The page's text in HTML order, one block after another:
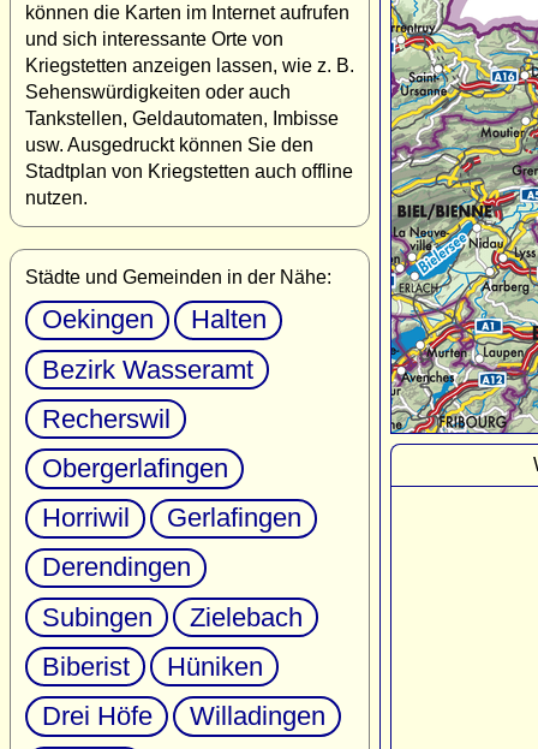
können die Karten im Internet aufrufen
und sich interessante Orte von
Kriegstetten anzeigen lassen, wie z. B.
Sehenswürdigkeiten oder auch
Tankstellen, Geldautomaten, Imbisse
usw. Ausgedruckt können Sie den
Stadtplan von Kriegstetten auch offline
nutzen.
Städte und Gemeinden in der Nähe:
Oekingen
Halten
Bezirk Wasseramt
Recherswil
Obergerlafingen
Horriwil
Gerlafingen
Derendingen
Subingen
Zielebach
Biberist
Hüniken
Drei Höfe
Willadingen